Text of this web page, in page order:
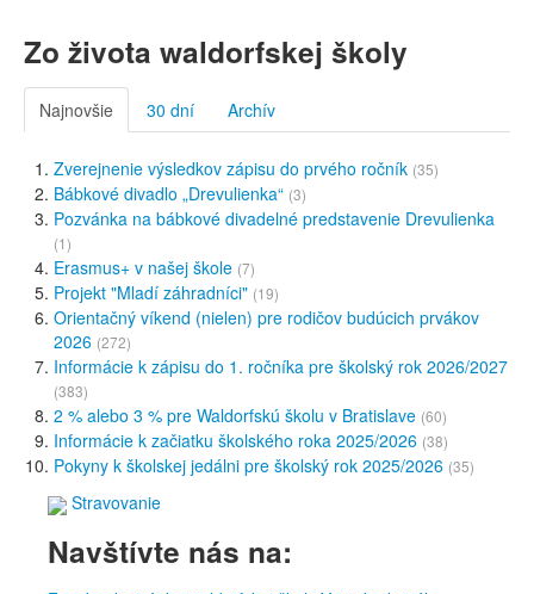
Zo života waldorfskej školy
Najnovšie 30 dní Archív
Zverejnenie výsledkov zápisu do prvého ročník (35)
Bábkové divadlo „Drevulienka“ (3)
Pozvánka na bábkové divadelné predstavenie Drevulienka
(1)
Erasmus+ v našej škole (7)
Projekt "Mladí záhradníci" (19)
Orientačný víkend (nielen) pre rodičov budúcich prvákov
2026 (272)
Informácie k zápisu do 1. ročníka pre školský rok 2026/2027
(383)
2 % alebo 3 % pre Waldorfskú školu v Bratislave (60)
Informácie k začiatku školského roka 2025/2026 (38)
Pokyny k školskej jedálni pre školský rok 2025/2026 (35)
Stravovanie
Navštívte nás na: